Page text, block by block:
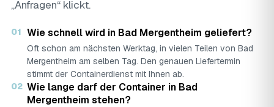
„Anfragen“ klickt.
01 Wie schnell wird in Bad Mergentheim geliefert?
Oft schon am nächsten Werktag, in vielen Teilen von Bad
Mergentheim am selben Tag. Den genauen Liefertermin
stimmt der Containerdienst mit Ihnen ab.
02 Wie lange darf der Container in Bad
Mergentheim stehen?